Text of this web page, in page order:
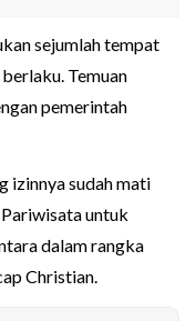
sejumlah tempat
Temuan
pemerintah
izinnya sudah mati
untuk
dalam rangka
Christian.